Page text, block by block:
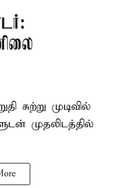
சுற்று முடிவில்
முதலிடத்தில்